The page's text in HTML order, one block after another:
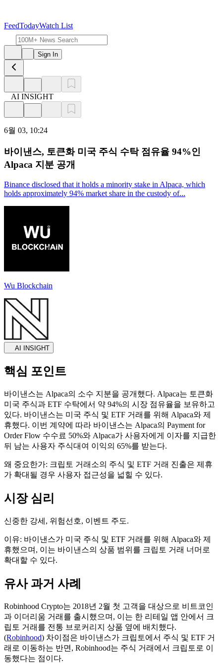
FeedTodayWatch List
Sign In
AI INSIGHT
6월 03, 10:24
바이낸스, 토큰화 미국 주식 수탁 점유율 94%인
Alpaca 지분 공개
Binance disclosed that it holds a minority stake in Alpaca, which
holds approximately 94% market share in the custody of...
Wu Blockchain
AI INSIGHT
핵심 포인트
바이낸스는 Alpaca의 소수 지분을 공개했다. Alpaca는 토큰화
미국 주식과 ETF 수탁에서 약 94%의 시장 점유율을 보유하고
있다. 바이낸스는 미국 주식 및 ETF 거래를 위해 Alpaca와 제
휴했다. 이번 계약에 따라 바이낸스는 Alpaca의 Payment for
Order Flow 수수료 50%와 Alpaca가 사용자에게 이자를 지급한
뒤 남는 사용자 주식대여 이익의 65%를 받는다.
왜 중요한가: 크립토 거래소의 주식 및 ETF 거래 진출은 제휴
가 확대될 경우 사용자 접근성을 넓힐 수 있다.
시장 심리
신중한 강세, 위험선호, 이벤트 주도.
이유: 바이낸스가 미국 주식 및 ETF 거래를 위해 Alpaca와 제
휴했으며, 이는 바이낸스의 상품 범위를 크립토 거래 너머로
확대할 수 있다.
유사 과거 사례
Robinhood Crypto는 2018년 2월 첫 고객을 대상으로 비트코인
과 이더리움 거래를 출시했으며, 이는 한 리테일 앱 안에서 크
립토 거래를 전통 브로커리지 상품 옆에 배치했다.
(Robinhood) 차이점은 바이낸스가 크립토에서 주식 및 ETF 거
래로 이동하는 반면, Robinhood는 주식 거래에서 크립토로 이
동했다는 점이다.